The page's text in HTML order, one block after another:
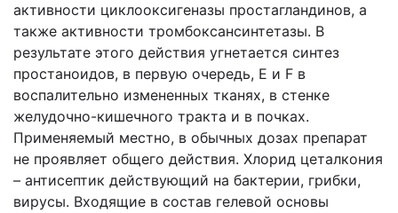
активности циклооксигеназы простагландинов, а
также активности тромбоксансинтетазы. В
результате этого действия угнетается синтез
простаноидов, в первую очередь, E и F в
воспалительно измененных тканях, в стенке
желудочно-кишечного тракта и в почках.
Применяемый местно, в обычных дозах препарат
не проявляет общего действия. Хлорид цеталкония
– антисептик действующий на бактерии, грибки,
вирусы. Входящие в состав гелевой основы